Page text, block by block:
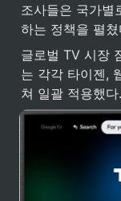
조사들은 국가별
하는 정책을 펼쳤
글로벌 TV 시장
는 각각 타이젠,
쳐 일괄 적용했다.